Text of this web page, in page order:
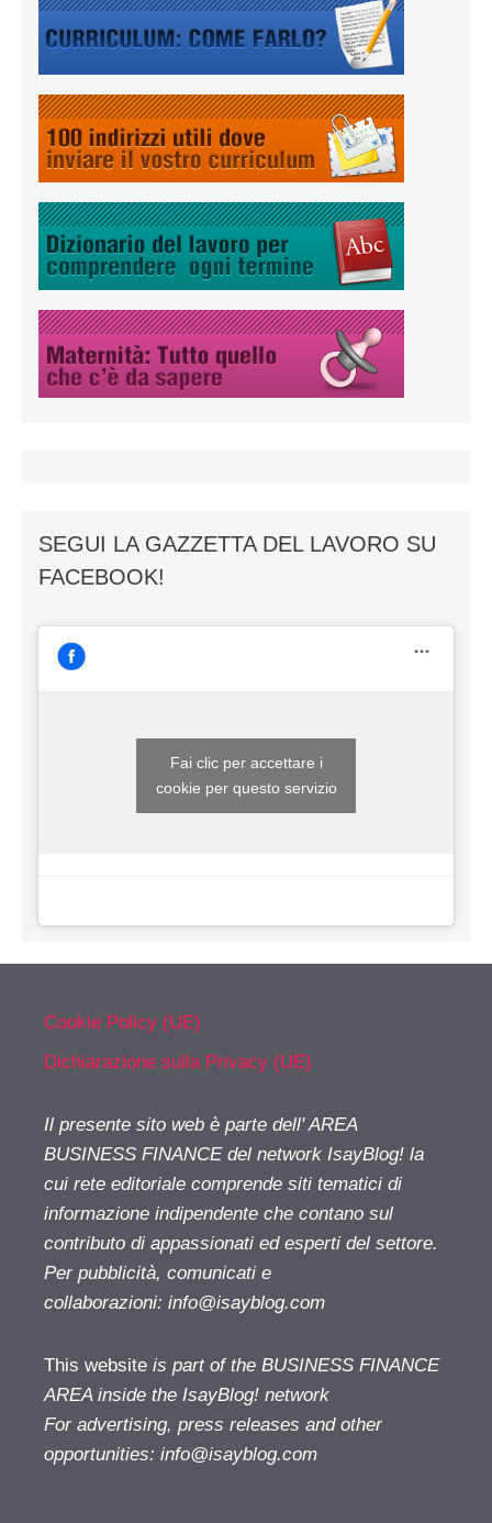
SEGUI LA GAZZETTA DEL LAVORO SU
FACEBOOK!
Fai clic per accettare i
cookie per questo servizio
Cookie Policy (UE)
Dichiarazione sulla Privacy (UE)
Il presente sito web è parte dell' AREA
BUSINESS FINANCE del network IsayBlog! la
cui rete editoriale comprende siti tematici di
informazione indipendente che contano sul
contributo di appassionati ed esperti del settore.
Per pubblicità, comunicati e
collaborazioni: info@isayblog.com
This website is part of the BUSINESS FINANCE
AREA inside the IsayBlog! network
For advertising, press releases and other
opportunities: info@isayblog.com